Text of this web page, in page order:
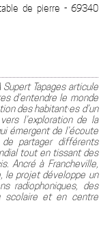
de pierre - 69340
Tapages articule
d’entendre le monde
des habitant·es d’un
l’exploration de la
émergent de l’écoute
partager différents
tout en tissant des
Ancré à Francheville,
le projet développe un
radiophoniques, des
scolaire et en centre